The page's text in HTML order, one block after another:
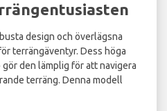
design och överlägsna
terrängäventyr. Dess höga
den lämplig för att navigera
terräng. Denna modell